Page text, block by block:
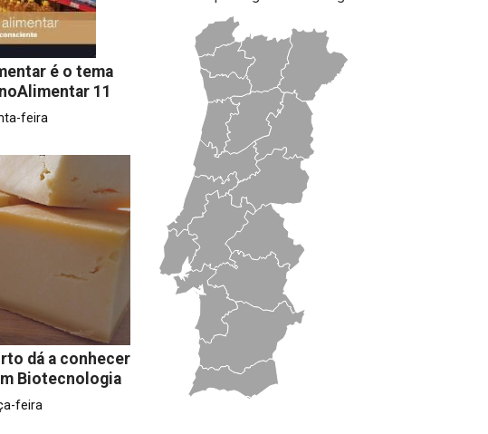
é o tema
11
feira
dá a conhecer
Biotecnologia
feira